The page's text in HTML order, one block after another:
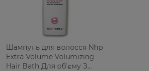
Шампунь для волосся Nhp
Extra Volume Volumizing
Hair Bath Для об'єму З